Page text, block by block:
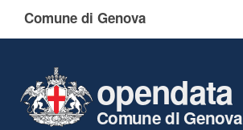
Comune di Genova
opendata
Comune di Genova